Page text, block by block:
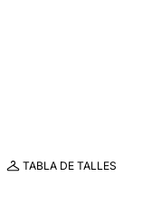
TABLA DE TALLES